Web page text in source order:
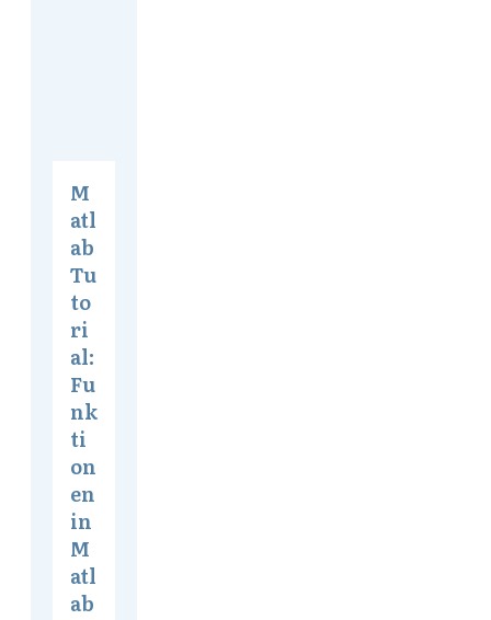
M
atl
ab
Tu
to
ri
al:
Fu
nk
ti
on
en
in
M
atl
ab